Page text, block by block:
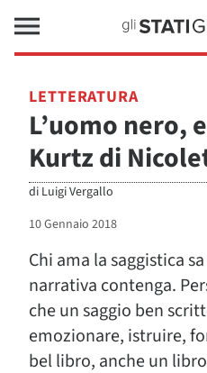
LETTERATURA
L’uomo nero,
Kurtz di
di Luigi Vergallo
10 Gennaio 2018
Chi ama la saggistica
narrativa contenga.
che un saggio ben
emozionare, istruire,
bel libro, anche un libro